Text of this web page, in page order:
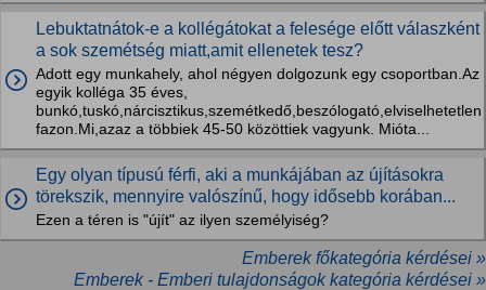
Lebuktatnátok-e a kollégátokat a felesége előtt válaszként
a sok szemétség miatt,amit ellenetek tesz?
Adott egy munkahely, ahol négyen dolgozunk egy csoportban.Az
egyik kolléga 35 éves,
bunkó,tuskó,nárcisztikus,szemétkedő,beszólogató,elviselhetetlen
fazon.Mi,azaz a többiek 45-50 közöttiek vagyunk. Mióta...
Egy olyan típusú férfi, aki a munkájában az újításokra
törekszik, mennyire valószínű, hogy idősebb korában...
Ezen a téren is "újít" az ilyen személyiség?
Emberek főkategória kérdései »
Emberek - Emberi tulajdonságok kategória kérdései »